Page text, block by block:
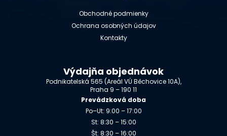
Obchodné podmienky
Ochrana osobných údajov
Kontakty
Výdajňa objednávok
Podnikatelská 565 (Areál VÚ Běchovice 10A),
Praha 9 – 190 11
Prevádzková doba
Po–Ut: 9:00 – 17:00
St: 8:30 – 15:00
Št: 8:30 – 16:00